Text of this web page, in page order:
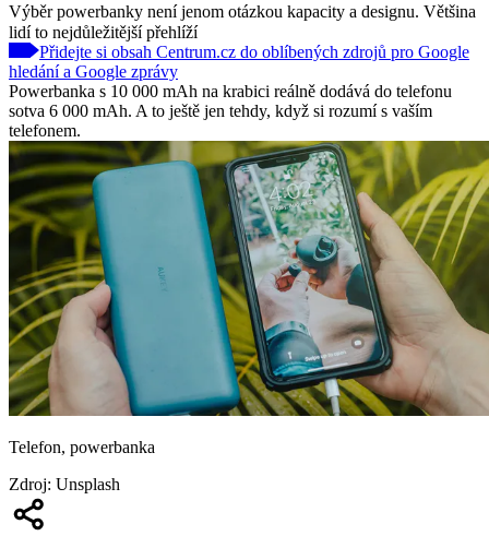
Výběr powerbanky není jenom otázkou kapacity a designu. Většina
lidí to nejdůležitější přehlíží
Přidejte si obsah Centrum.cz do oblíbených zdrojů pro Google
hledání a Google zprávy
Powerbanka s 10 000 mAh na krabici reálně dodává do telefonu
sotva 6 000 mAh. A to ještě jen tehdy, když si rozumí s vaším
telefonem.
Telefon, powerbanka
Zdroj: Unsplash